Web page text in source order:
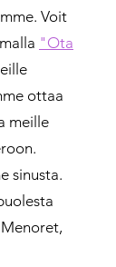
Voit
"Ota
ottaa
meille
sinusta.